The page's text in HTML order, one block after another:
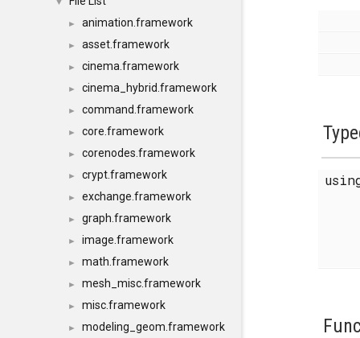
► animation.framework
► asset.framework
► cinema.framework
► cinema_hybrid.framework
► command.framework
► core.framework
► corenodes.framework
► crypt.framework
► exchange.framework
► graph.framework
► image.framework
► math.framework
► mesh_misc.framework
► misc.framework
► modeling_geom.framework